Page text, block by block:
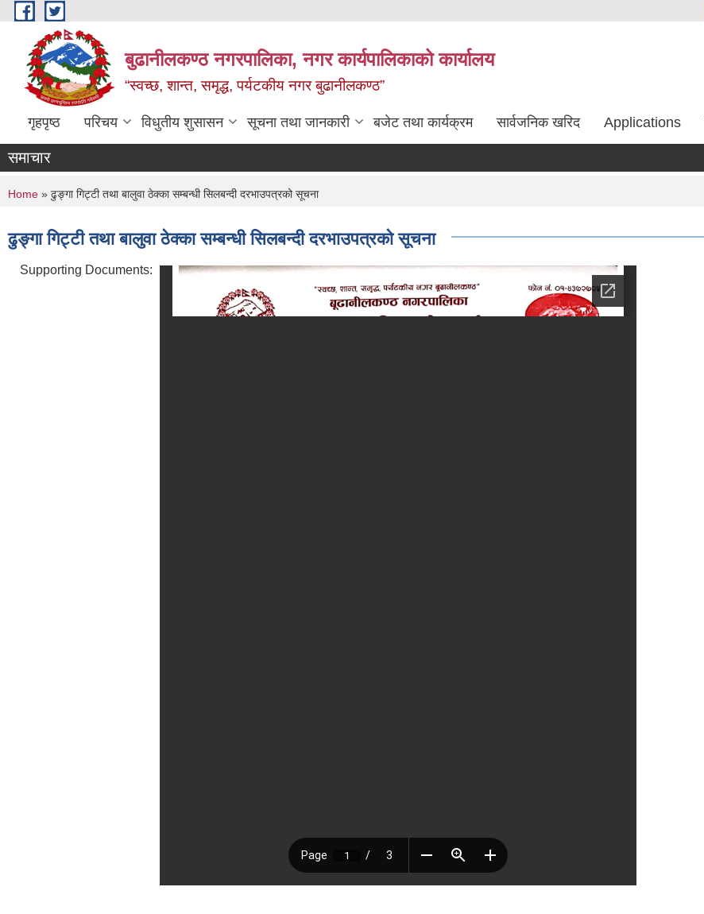
Skip to main content
बुढानीलकण्ठ नगरपालिका, नगर कार्यपालिकाको कार्यालय
“स्वच्छ, शान्त, समृद्ध, पर्यटकीय नगर बुढानीलकण्ठ”
गृहपृष्ठ परिचय विधुतीय शुसासन सूचना तथा जानकारी बजेट तथा कार्यक्रम सार्वजनिक खरिद Applications
समाचार
You are here
Home » ढुङ्गा गिट्टी तथा बालुवा ठेक्का सम्बन्धी सिलबन्दी दरभाउपत्रको सूचना
ढुङ्गा गिट्टी तथा बालुवा ठेक्का सम्बन्धी सिलबन्दी दरभाउपत्रको सूचना
Supporting Documents: